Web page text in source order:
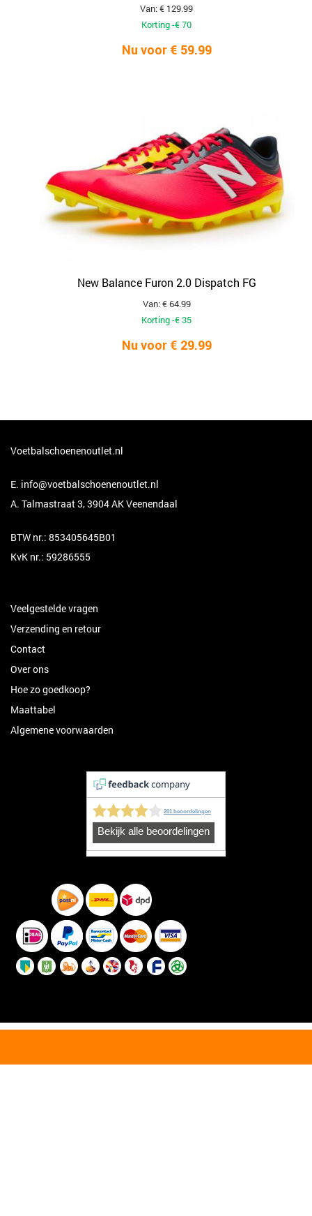
Van: € 129.99
Korting -€ 70
Nu voor € 59.99
New Balance Furon 2.0 Dispatch FG
Van: € 64.99
Korting -€ 35
Nu voor € 29.99
Voetbalschoenenoutlet.nl
E. info@voetbalschoenenoutlet.nl
A. Talmastraat 3, 3904 AK Veenendaal
BTW nr.: 853405645B01
KvK nr.: 59286555
Veelgestelde vragen
Verzending en retour
Contact
Over ons
Hoe zo goedkoop?
Maattabel
Algemene voorwaarden